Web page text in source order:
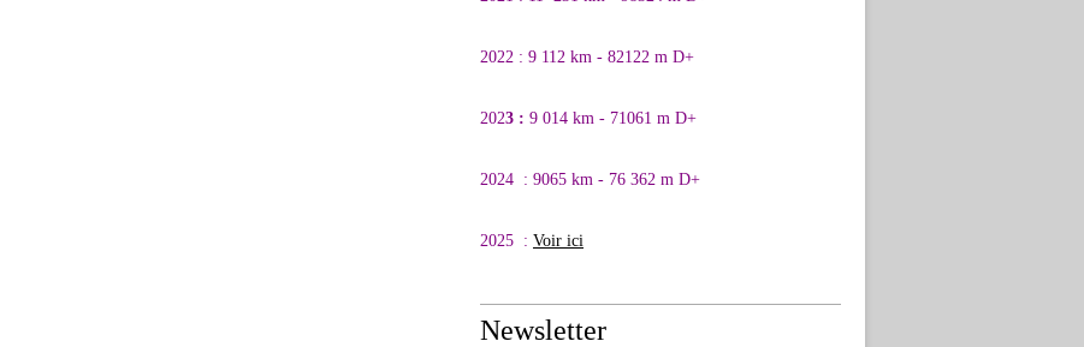
2022 : 9 112 km - 82122 m D+
2023 : 9 014 km - 71061 m D+
2024 : 9065 km - 76 362 m D+
2025 : Voir ici
Newsletter